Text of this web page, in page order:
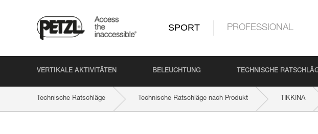
SPORT PROFESSIONAL
VERTIKALE AKTIVITÄTEN BELEUCHTUNG TECHNISCHE
Technische Ratschläge Technische Ratschläge nach Produkt TIKKINA